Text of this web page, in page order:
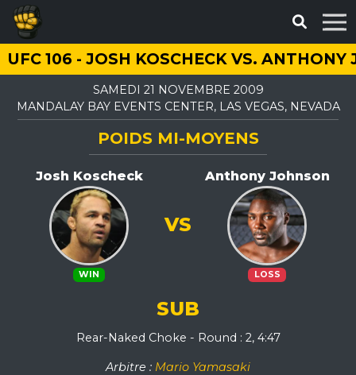
UFC 106 - JOSH KOSCHECK VS. ANTHONY
SAMEDI 21 NOVEMBRE 2009
MANDALAY BAY EVENTS CENTER, LAS VEGAS, NEVADA
POIDS MI-MOYENS
Josh Koscheck
WIN
Anthony Johnson
LOSS
VS
SUB
Rear-Naked Choke - Round : 2, 4:47
Arbitre : Mario Yamasaki